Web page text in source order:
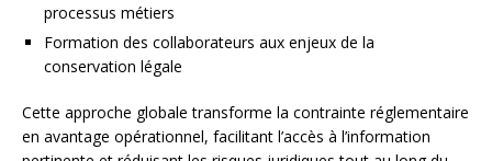
processus métiers
Formation des collaborateurs aux enjeux de la
conservation légale
Cette approche globale transforme la contrainte réglementaire
en avantage opérationnel, facilitant l’accès à l’information